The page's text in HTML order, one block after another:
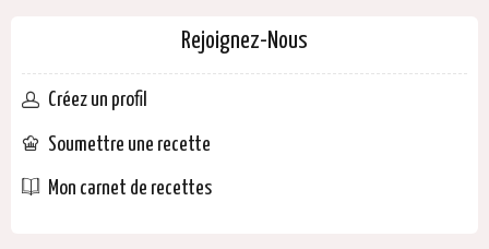
Rejoignez-Nous
Créez un profil
Soumettre une recette
Mon carnet de recettes